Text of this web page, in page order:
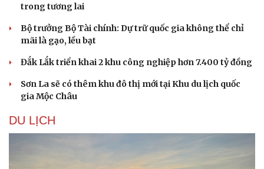
trong tương lai
Bộ trưởng Bộ Tài chính: Dự trữ quốc gia không thể chỉ
mãi là gạo, lều bạt
Đắk Lắk triển khai 2 khu công nghiệp hơn 7.400 tỷ đồng
Sơn La sẽ có thêm khu đô thị mới tại Khu du lịch quốc
gia Mộc Châu
DU LỊCH